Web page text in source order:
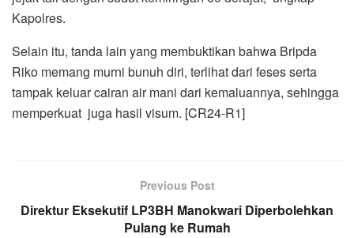
Kapolres.
Selain itu, tanda lain yang membuktikan bahwa Bripda
Riko memang murni bunuh diri, terlihat dari feses serta
tampak keluar cairan air mani dari kemaluannya, sehingga
memperkuat juga hasil visum. [CR24-R1]
Previous Post
Direktur Eksekutif LP3BH Manokwari Diperbolehkan
Pulang ke Rumah